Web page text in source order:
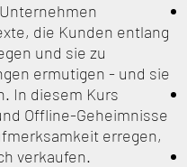
die Kunden entlang
und sie zu
ermutigen - und sie
In diesem Kurs
Offline-Geheimnisse
erregen,
verkaufen.